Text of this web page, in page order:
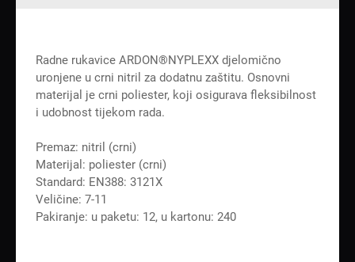
Radne rukavice ARDON®NYPLEXX djelomično
uronjene u crni nitril za dodatnu zaštitu. Osnovni
materijal je crni poliester, koji osigurava fleksibilnost
i udobnost tijekom rada.
Premaz: nitril (crni)
Materijal: poliester (crni)
Standard: EN388: 3121X
Veličine: 7-11
Pakiranje: u paketu: 12, u kartonu: 240